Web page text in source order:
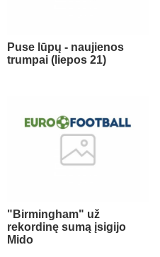
Puse lūpų - naujienos
trumpai (liepos 21)
"Birmingham" už
rekordinę sumą įsigijo
Mido